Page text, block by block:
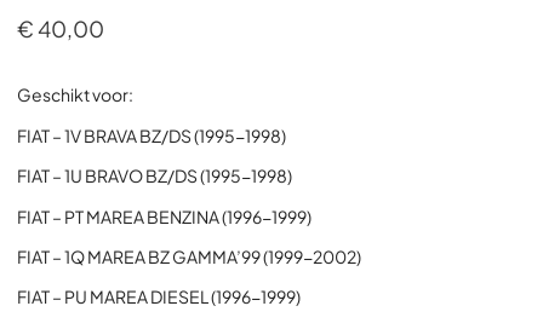
€40,00
Geschikt voor:
FIAT – 1V BRAVA BZ/DS (1995-1998)
FIAT – 1U BRAVO BZ/DS (1995-1998)
FIAT – PT MAREA BENZINA (1996-1999)
FIAT – 1Q MAREA BZ GAMMA’99 (1999-2002)
FIAT – PU MAREA DIESEL (1996-1999)